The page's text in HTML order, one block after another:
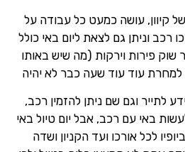
קיוון, עושה כמעט כל עבודה על
רכב וניתן גם לצאת ליום באי כולל
פירות וירקות (מה שיש באותו
לתייר וגם שם ניתן להזמין רכב,
באי עם רכב, אבל יום טיול באי
לכל אורכו ועד הקניון ושדה